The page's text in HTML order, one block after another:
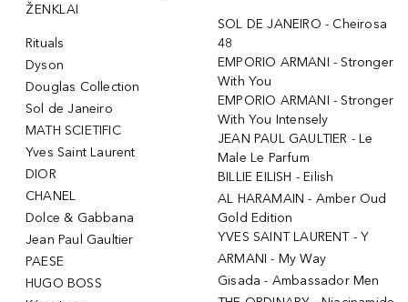
ŽENKLAI
Rituals
Dyson
Douglas Collection
Sol de Janeiro
MATH SCIETIFIC
Yves Saint Laurent
DIOR
CHANEL
Dolce & Gabbana
Jean Paul Gaultier
PAESE
HUGO BOSS
SOL DE JANEIRO - Cheirosa
48
EMPORIO ARMANI - Stronger
With You
EMPORIO ARMANI - Stronger
With You Intensely
JEAN PAUL GAULTIER - Le
Male Le Parfum
BILLIE EILISH - Eilish
AL HARAMAIN - Amber Oud
Gold Edition
YVES SAINT LAURENT - Y
ARMANI - My Way
Gisada - Ambassador Men